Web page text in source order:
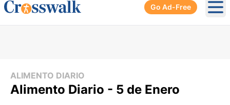
Go Ad-Free
ALIMENTO DIARIO
Alimento Diario - 5 de Enero